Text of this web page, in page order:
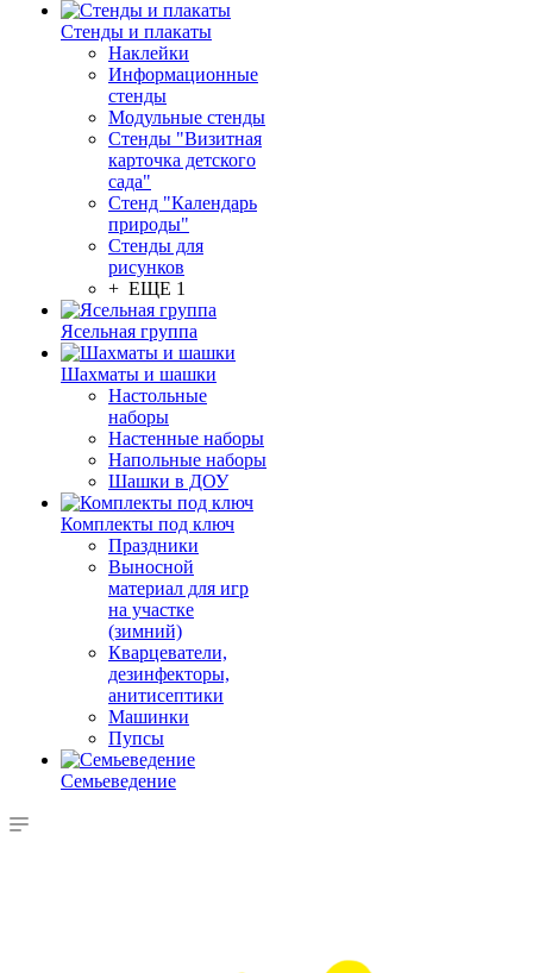
Стенды и плакаты
Наклейки
Информационные
стенды
Модульные стенды
Стенды "Визитная
карточка детского
сада"
Стенд "Календарь
природы"
Стенды для
рисунков
+ ЕЩЕ 1
Ясельная группа
Шахматы и шашки
Настольные
наборы
Настенные наборы
Напольные наборы
Шашки в ДОУ
Комплекты под ключ
Праздники
Выносной
материал для игр
на участке
(зимний)
Кварцеватели,
дезинфекторы,
анитисептики
Машинки
Пупсы
Семьеведение